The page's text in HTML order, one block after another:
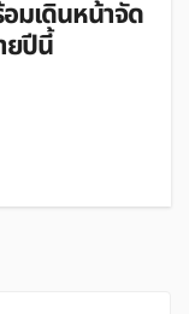
มเดินหน้าจัด
ยปีนี้